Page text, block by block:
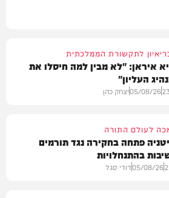
לתקשורת הממלכתית
איראן: "לא מבין למה חיסלו את
העליון"
05/08/26יצחק כהן
לעולם התורה
פתחה בחקירה נגד תורמים
בהתנחלויות
05/08/26דודי סגל